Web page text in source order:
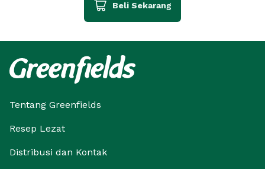
Beli Sekarang
Tentang Greenfields
Resep Lezat
Distribusi dan Kontak